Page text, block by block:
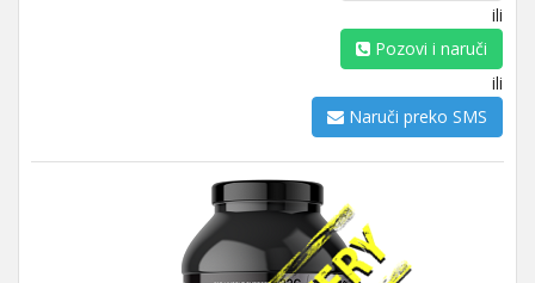
ili
Pozovi i naruči
ili
Naruči preko SMS